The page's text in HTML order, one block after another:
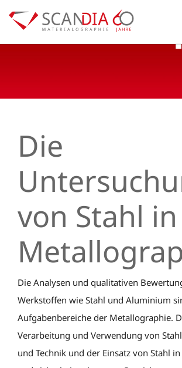
Previous
Die
von Stahl
Die Analysen und qualitativen
Werkstoffen wie Stahl und Aluminium
Aufgabenbereiche der Metallographie.
Verarbeitung und Verwendung von
und Technik und der Einsatz von Stahl